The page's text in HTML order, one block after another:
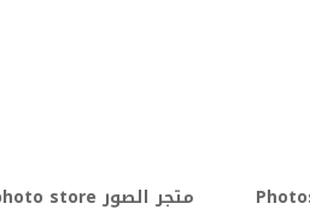
متجر الصور photo store